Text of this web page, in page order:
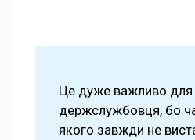
Це дуже важливо для
держслужбовця, бо
якого завжди не